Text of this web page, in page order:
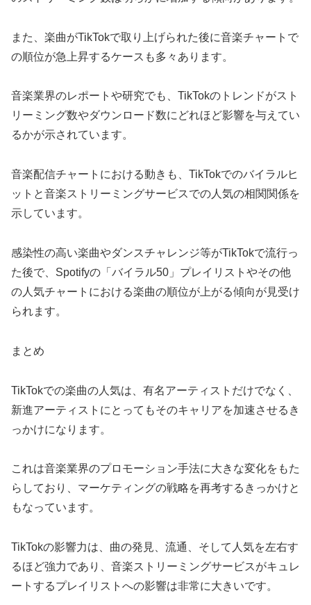
また、楽曲がTikTokで取り上げられた後に音楽チャートで
の順位が急上昇するケースも多々あります。
音楽業界のレポートや研究でも、TikTokのトレンドがスト
リーミング数やダウンロード数にどれほど影響を与えてい
るかが示されています。
音楽配信チャートにおける動きも、TikTokでのバイラルヒ
ットと音楽ストリーミングサービスでの人気の相関関係を
示しています。
感染性の高い楽曲やダンスチャレンジ等がTikTokで流行っ
た後で、Spotifyの「バイラル50」プレイリストやその他
の人気チャートにおける楽曲の順位が上がる傾向が見受け
られます。
まとめ
TikTokでの楽曲の人気は、有名アーティストだけでなく、
新進アーティストにとってもそのキャリアを加速させるき
っかけになります。
これは音楽業界のプロモーション手法に大きな変化をもた
らしており、マーケティングの戦略を再考するきっかけと
もなっています。
TikTokの影響力は、曲の発見、流通、そして人気を左右す
るほど強力であり、音楽ストリーミングサービスがキュレ
ートするプレイリストへの影響は非常に大きいです。